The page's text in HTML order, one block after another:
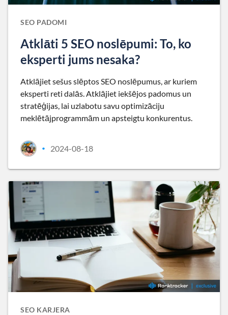
SEO PADOMI
Atklāti 5 SEO noslēpumi: To, ko
eksperti jums nesaka?
Atklājiet sešus slēptos SEO noslēpumus, ar kuriem
eksperti reti dalās. Atklājiet iekšējos padomus un
stratēģijas, lai uzlabotu savu optimizāciju
meklētājprogrammām un apsteigtu konkurentus.
• 2024-08-18
SEO KARJERA